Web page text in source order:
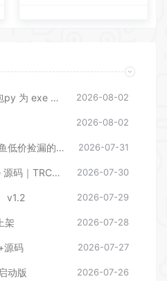
PyPackTool_GUI_Qt6 打包py 为 exe 工具 2026-08-02
2026-08-02
闲鱼低价提醒工具V1.0 闲鱼低价捡漏的监控神器 2026-07-31
USDT充值漏洞攻击 Node 源码｜TRC20/ERC20 充值漏洞利用脚本全套源码 2026-07-30
v1.2 2026-07-29
架 2026-07-28
源码 2026-07-27
动版 2026-07-26